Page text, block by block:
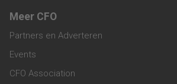
Meer CFO
Partners en Adverteren
Events
CFO Association